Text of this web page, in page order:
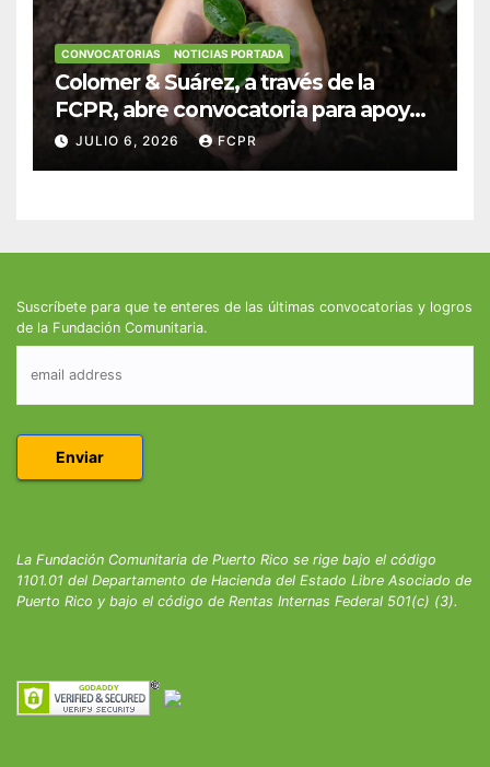
CONVOCATORIAS NOTICIAS PORTADA
Colomer & Suárez, a través de la
FCPR, abre convocatoria para apoyar
proyectos de seguridad alimentaria
JULIO 6, 2026 FCPR
Suscríbete para que te enteres de las últimas convocatorias y logros
de la Fundación Comunitaria.
La Fundación Comunitaria de Puerto Rico se rige bajo el código
1101.01 del Departamento de Hacienda del Estado Libre Asociado de
Puerto Rico y bajo el código de Rentas Internas Federal 501(c) (3).